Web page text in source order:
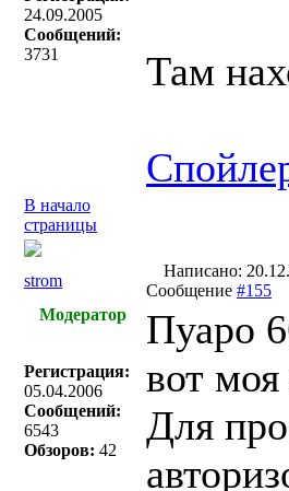
24.09.2005
Сообщений:
3731
Там
В начало
страницы
strom
Написано:
Сообщение #155
Модератор
Регистрация:
05.04.2006
Сообщений:
6543
Обзоров: 42
Пуаро
вот моя
Для